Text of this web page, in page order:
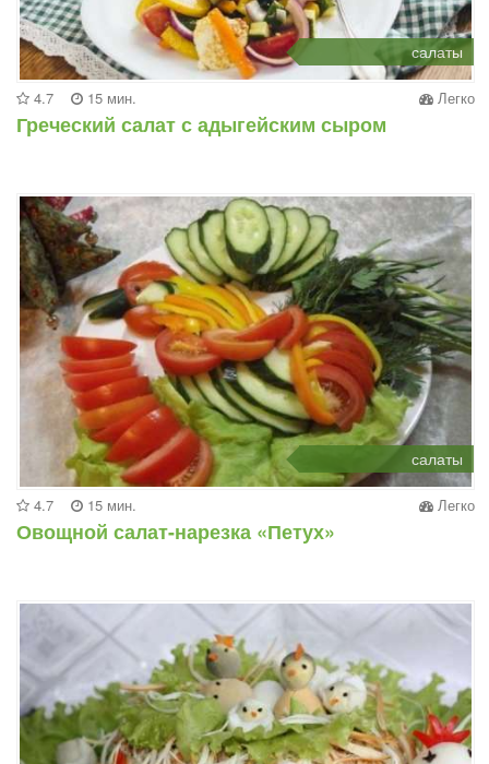
салаты
4.7 15 мин. Легко
Греческий салат с адыгейским сыром
салаты
4.7 15 мин. Легко
Овощной салат-нарезка «Петух»